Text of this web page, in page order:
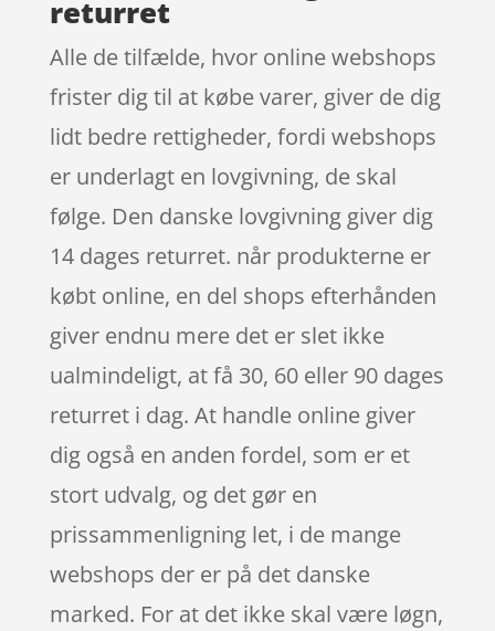
returret
Alle de tilfælde, hvor online webshops
frister dig til at købe varer, giver de dig
lidt bedre rettigheder, fordi webshops
er underlagt en lovgivning, de skal
følge. Den danske lovgivning giver dig
14 dages returret. når produkterne er
købt online, en del shops efterhånden
giver endnu mere det er slet ikke
ualmindeligt, at få 30, 60 eller 90 dages
returret i dag. At handle online giver
dig også en anden fordel, som er et
stort udvalg, og det gør en
prissammenligning let, i de mange
webshops der er på det danske
marked. For at det ikke skal være løgn,